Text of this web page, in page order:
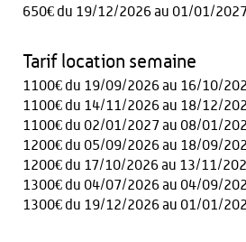
650€ du 19/12/2026 au 01/01/2027
Tarif location semaine
1100€ du 19/09/2026 au 16/10/
1100€ du 14/11/2026 au 18/12/
1100€ du 02/01/2027 au 08/01/
1200€ du 05/09/2026 au 18/09/
1200€ du 17/10/2026 au 13/11/
1300€ du 04/07/2026 au 04/09/
1300€ du 19/12/2026 au 01/01/